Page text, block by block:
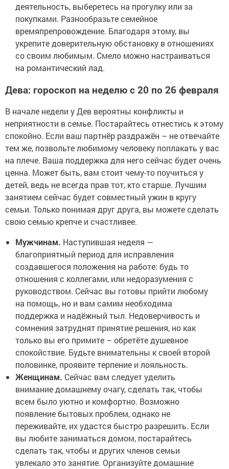
деятельность, выберетесь на прогулку или за
покупками. Разнообразьте семейное
времяпрепровождение. Благодаря этому, вы
укрепите доверительную обстановку в отношениях
со своим любимым. Смело можно настраиваться
на романтический лад.
Дева: гороскоп на неделю с 20 по 26 февраля
В начале недели у Дев вероятны конфликты и
неприятности в семье. Постарайтесь отнестись к этому
спокойно. Если ваш партнёр раздражён – не отвечайте
тем же, позвольте любимому человеку поплакать у вас
на плече. Ваша поддержка для него сейчас будет очень
ценна. Может быть, вам стоит чему-то поучиться у
детей, ведь не всегда прав тот, кто старше. Лучшим
занятием сейчас будет совместный ужин в кругу
семьи. Только понимая друг друга, вы можете сделать
свою семью крепче и счастливее.
Мужчинам. Наступившая неделя —
благоприятный период для исправления
создавшегося положения на работе: будь то
отношения с коллегами, или недоразумения с
руководством. Сейчас вы готовы прийти любому
на помощь, но и вам самим необходима
поддержка и надёжный тыл. Недоверчивость и
сомнения затруднят принятие решения, но как
только вы его примите – обретёте душевное
спокойствие. Будьте внимательны к своей второй
половинке, проявите терпение и лояльность.
Женщинам. Сейчас вам следует уделить
внимание домашнему очагу, сделать так, чтобы
всем было уютно и комфортно. Возможно
появление бытовых проблем, однако не
переживайте, их удастся быстро разрешить. Если
вы любите заниматься домом, постарайтесь
сделать так, чтобы и других членов семьи
увлекало это занятие. Организуйте домашние